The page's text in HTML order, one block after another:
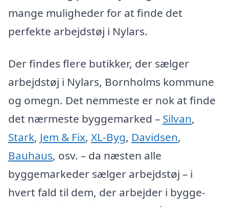
mange muligheder for at finde det
perfekte arbejdstøj i Nylars.
Der findes flere butikker, der sælger
arbejdstøj i Nylars, Bornholms kommune
og omegn. Det nemmeste er nok at finde
det nærmeste byggemarked – Silvan,
Stark, Jem & Fix, XL-Byg, Davidsen,
Bauhaus, osv. – da næsten alle
byggemarkeder sælger arbejdstøj – i
hvert fald til dem, der arbejder i bygge-